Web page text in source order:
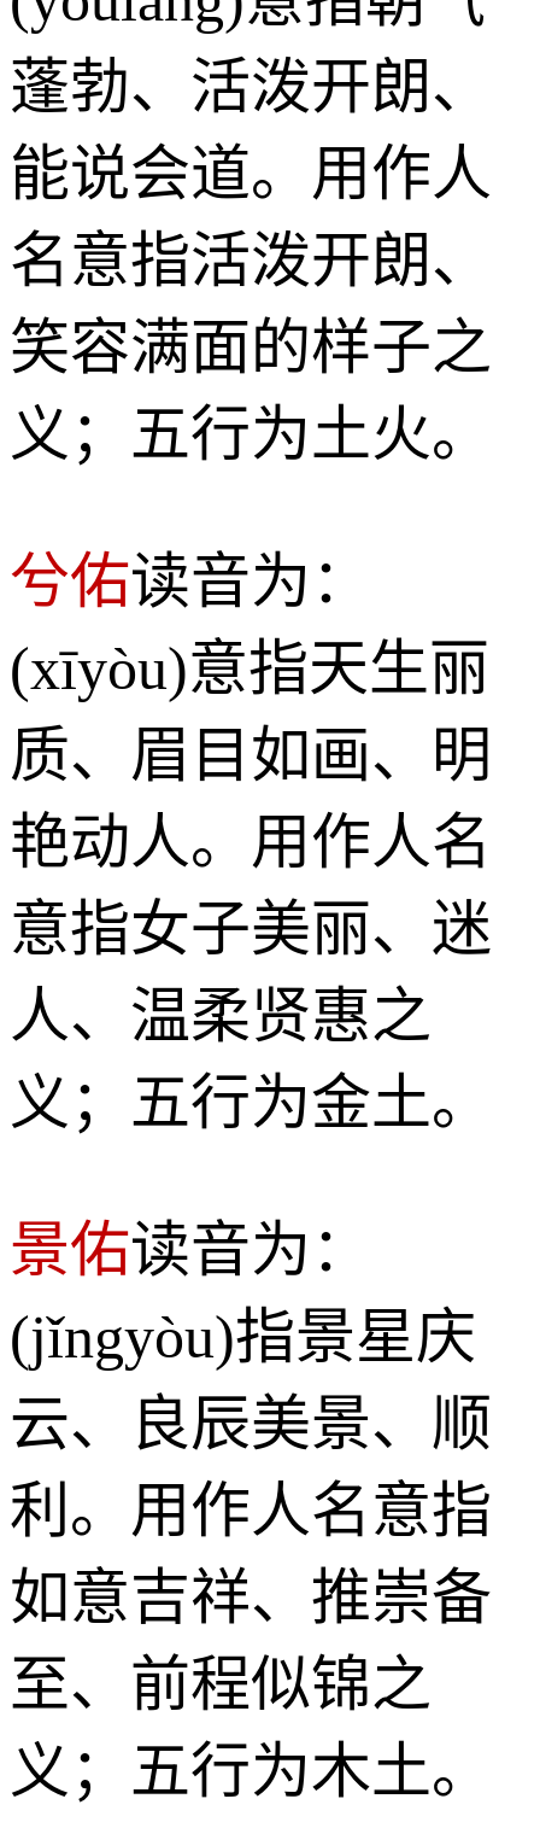
蓬勃、活泼开朗、
能说会道。用作人
名意指活泼开朗、
笑容满面的样子之
义；五行为土火。
兮佑读音为：
(xīyòu)意指天生丽
质、眉目如画、明
艳动人。用作人名
意指女子美丽、迷
人、温柔贤惠之
义；五行为金土。
景佑读音为：
(jǐngyòu)指景星庆
云、良辰美景、顺
利。用作人名意指
如意吉祥、推崇备
至、前程似锦之
义；五行为木土。